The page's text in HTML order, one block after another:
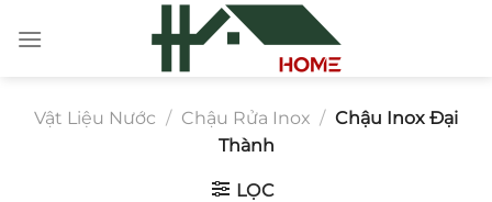
đến
Vật Liệu Nước / Chậu Rửa Inox / Chậu Inox Đại
Thành
LỌC